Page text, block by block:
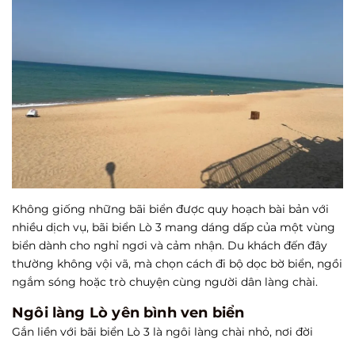
Không giống những bãi biển được quy hoạch bài bản với
nhiều dịch vụ, bãi biển Lò 3 mang dáng dấp của một vùng
biển dành cho nghỉ ngơi và cảm nhận. Du khách đến đây
thường không vội vã, mà chọn cách đi bộ dọc bờ biển, ngồi
ngắm sóng hoặc trò chuyện cùng người dân làng chài.
Ngôi làng Lò yên bình ven biển
Gắn liền với bãi biển Lò 3 là ngôi làng chài nhỏ, nơi đời